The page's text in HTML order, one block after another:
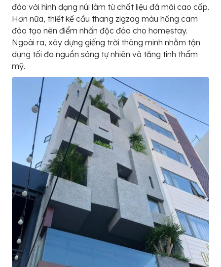
đáo với hình dạng núi làm từ chất liệu đá mài cao cấp.
Hơn nữa, thiết kế cầu thang zigzag màu hồng cam
đào tạo nên điểm nhấn độc đáo cho homestay.
Ngoài ra, xây dựng giếng trời thông minh nhằm tận
dụng tối đa nguồn sáng tự nhiên và tăng tính thẩm
mỹ.